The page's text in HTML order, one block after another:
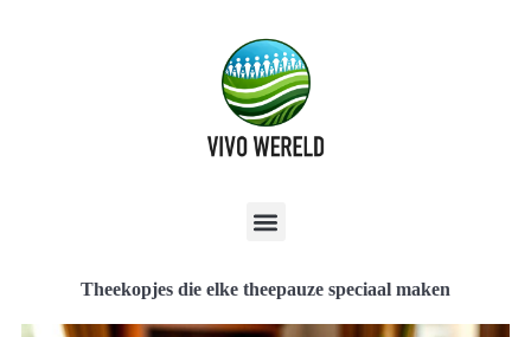
Theekopjes die elke theepauze speciaal maken